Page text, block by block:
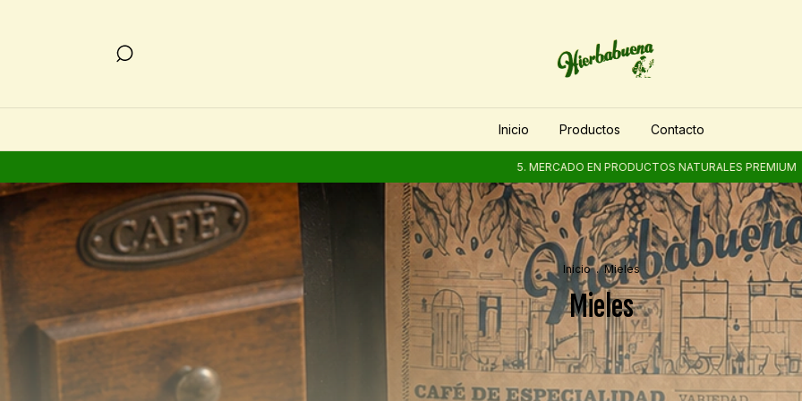
Inicio Productos Contacto
5. MERCADO EN PRODUCTOS NATURALES PREMIUM 5.
Inicio . Mieles
Mieles